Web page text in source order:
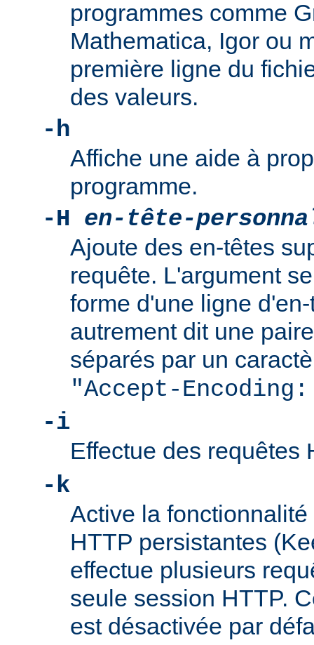
programmes comme
Mathematica, Igor ou
première ligne du
des valeurs.
-h
Affiche une aide à
programme.
-H en-tête-
Ajoute des en-têtes
requête. L'argument
forme d'une ligne
autrement dit une
séparés par un
"Accept-
-i
Effectue des requêtes
-k
Active la
HTTP persistantes
effectue plusieurs
seule session HTTP.
est désactivée par